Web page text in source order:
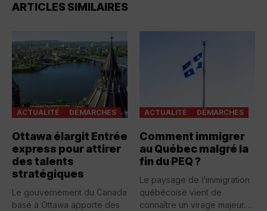
ARTICLES SIMILAIRES
ACTUALITÉ DÉMARCHES
Ottawa élargit Entrée
express pour attirer
des talents
stratégiques
Le gouvernement du Canada
basé à Ottawa apporte des
ACTUALITÉ DÉMARCHES
Comment immigrer
au Québec malgré la
fin du PEQ ?
Le paysage de l’immigration
québécoise vient de
connaître un virage majeur.